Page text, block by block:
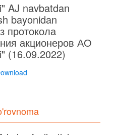
AJ navbatdan
bayonidan
протокола
акционеров АО
(16.09.2022)